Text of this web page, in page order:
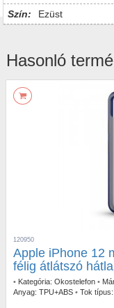
Szín:
Ezüst
Hasonló
120950
Apple iPhone 12
félig átlátszó
• Kategória: Okostelefon •
Anyag: TPU+ABS • Tok típus: